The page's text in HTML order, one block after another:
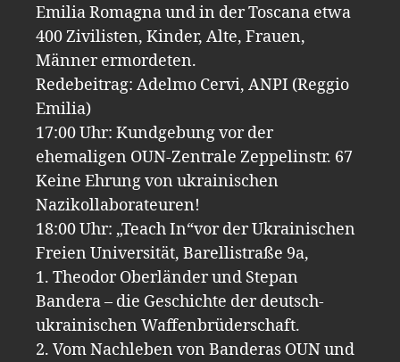
Emilia Romagna und in der Toscana etwa
400 Zivilisten, Kinder, Alte, Frauen,
Männer ermordeten.
Redebeitrag: Adelmo Cervi, ANPI (Reggio
Emilia)
17:00 Uhr: Kundgebung vor der
ehemaligen OUN-Zentrale Zeppelinstr. 67
Keine Ehrung von ukrainischen
Nazikollaborateuren!
18:00 Uhr: „Teach In“vor der Ukrainischen
Freien Universität, Barellistraße 9a,
1. Theodor Oberländer und Stepan
Bandera – die Geschichte der deutsch-
ukrainischen Waffenbrüderschaft.
2. Vom Nachleben von Banderas OUN und